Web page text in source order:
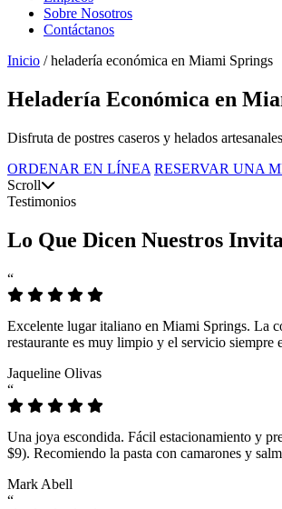
Sobre Nosotros
Contáctanos
Inicio / heladería económica en Miami Springs
Heladería Económica en
Disfruta de postres caseros y helados
ORDENAR EN LÍNEA RESERVAR UNA
Scroll
Testimonios
Lo Que Dicen Nuestros
“
Excelente lugar italiano en Miami Springs. La
restaurante es muy limpio y el servicio siempre
Jaqueline Olivas
“
Una joya escondida. Fácil estacionamiento y
$9). Recomiendo la pasta con camarones y
Mark Abell
“